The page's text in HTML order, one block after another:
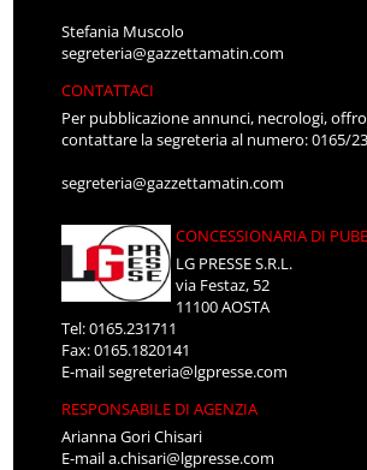
Stefania Muscolo
segreteria@gazzettamatin.com
CONTATTACI
Per pubblicazione annunci, necrologi,
contattare la segreteria al numero: 0165/
segreteria@gazzettamatin.com
CONCESSIONARIA DI
LG PRESSE S.R.L.
via Festaz, 52
11100 AOSTA
Tel: 0165.231711
Fax: 0165.1820141
E-mailsegreteria@lgpresse.com
RESPONSABILE DI AGENZIA
Arianna Gori Chisari
E-maila.chisari@lgpresse.com